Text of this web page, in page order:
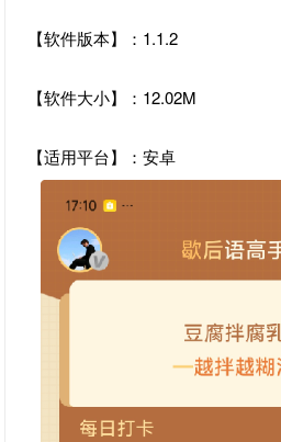
【软件版本】：1.1.2
【软件大小】：12.02M
【适用平台】：安卓